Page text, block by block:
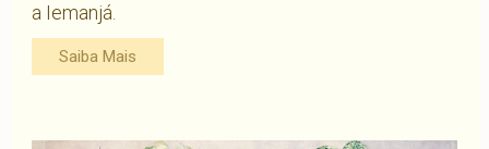
a Iemanjá.
Saiba Mais